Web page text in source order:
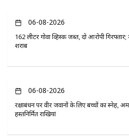
06-08-2026
162 लीटर गोवा व्हिस्की जब्त, दो आरोपी
शराब
06-08-2026
रक्षाबंधन पर वीर जवानों के लिए बच्चों का स्नेह,
हस्तनिर्मित राखियां